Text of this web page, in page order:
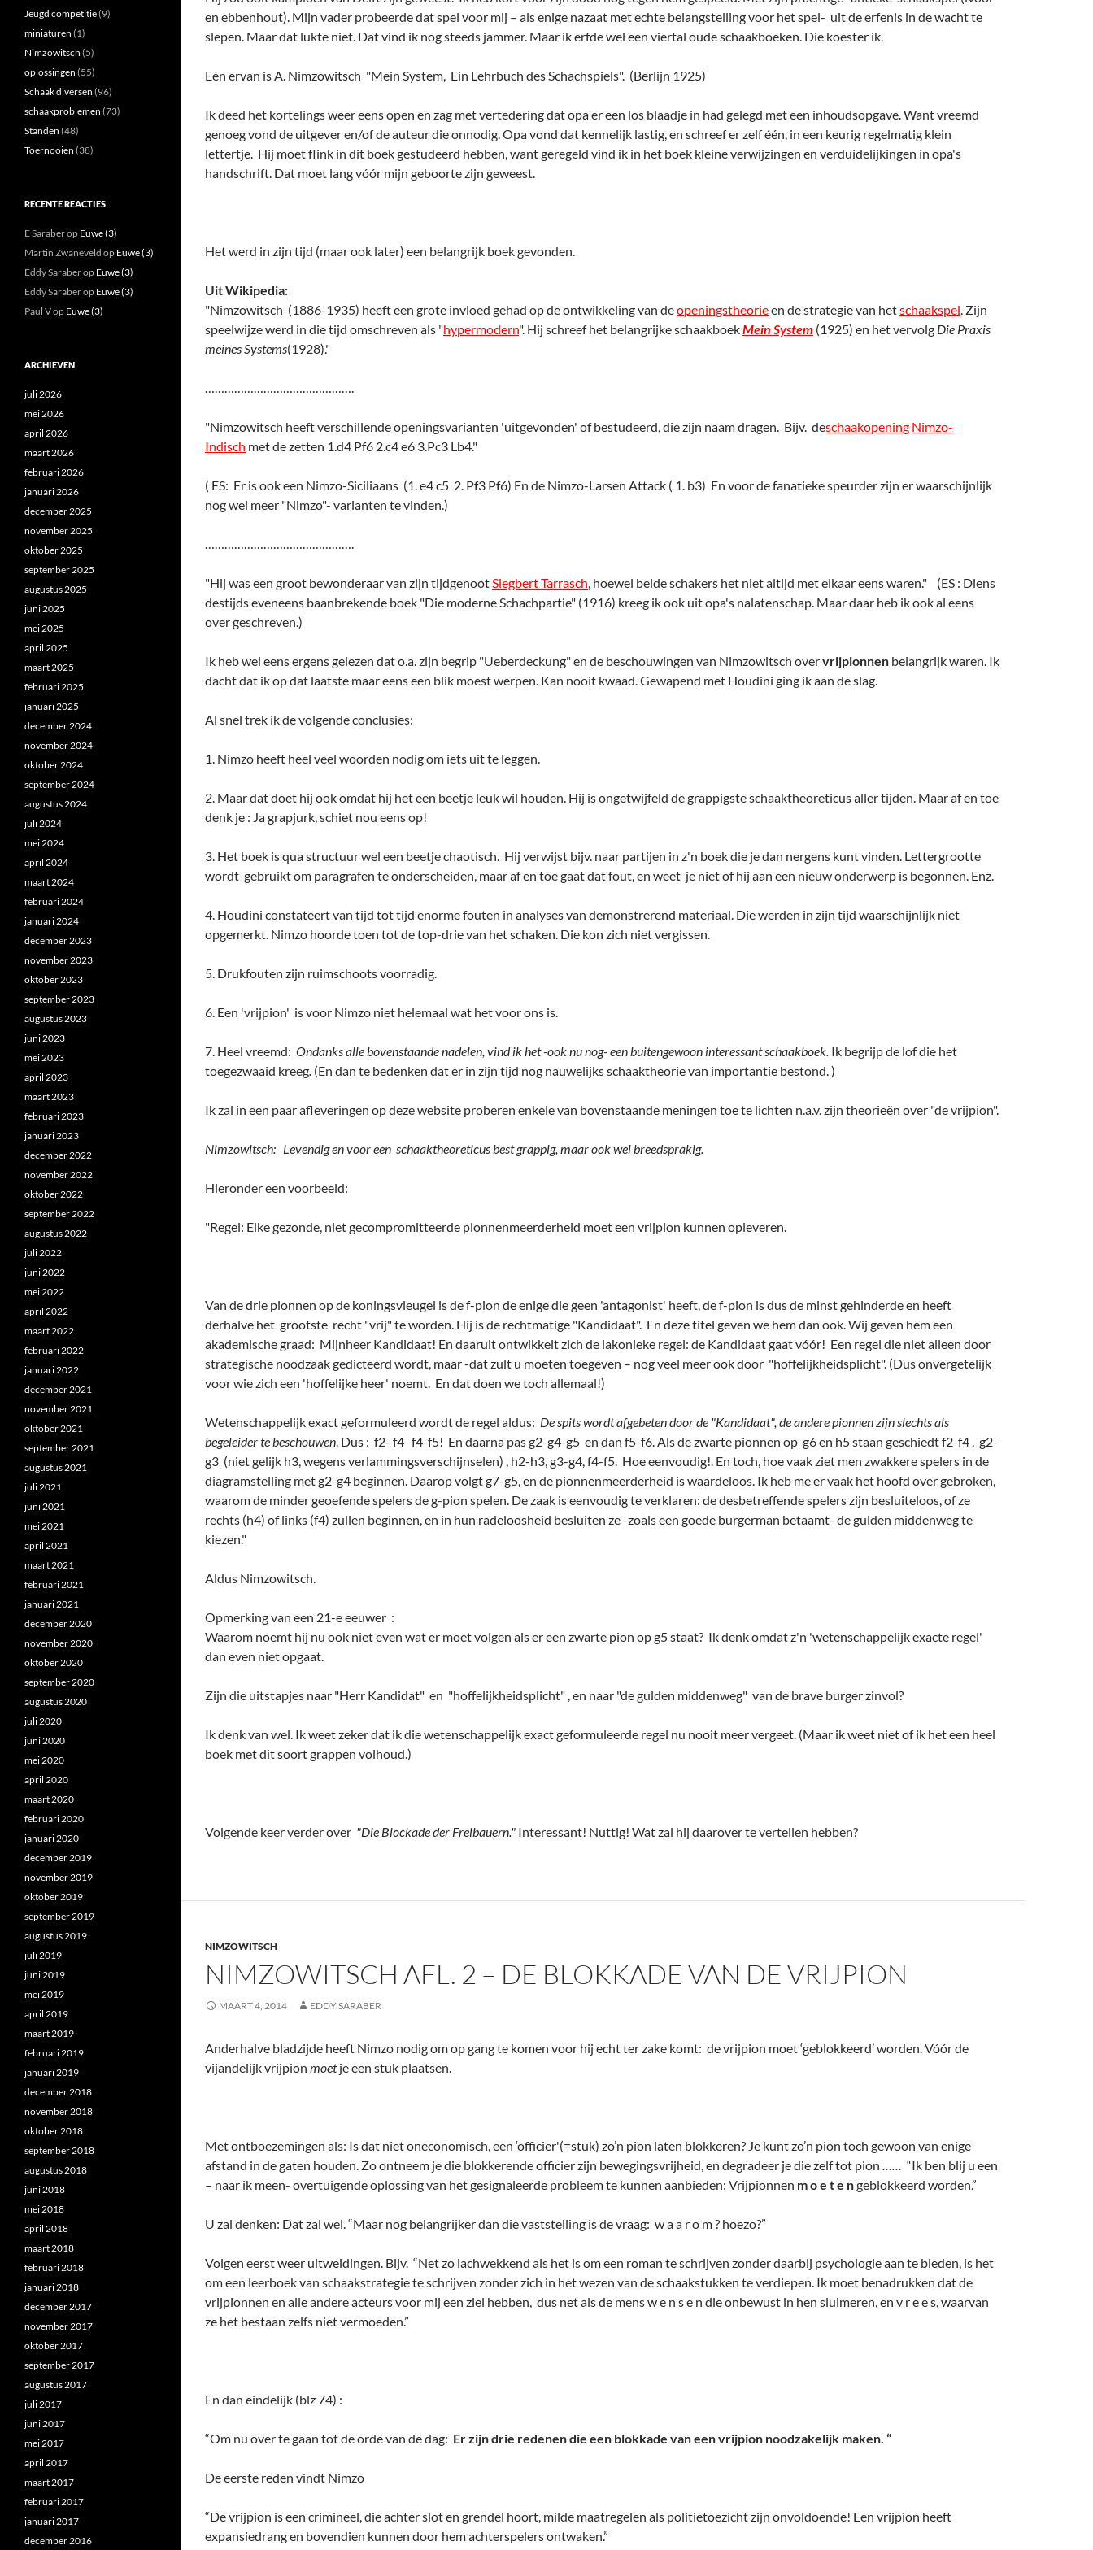
en ebbenhout). Mijn vader probeerde dat spel voor mij – als enige nazaat met echte belangstelling voor het spel- uit de erfenis in de wacht te
slepen. Maar dat lukte niet. Dat vind ik nog steeds jammer. Maar ik erfde wel een viertal oude schaakboeken. Die koester ik.
Eén ervan is A. Nimzowitsch "Mein System, Ein Lehrbuch des Schachspiels". (Berlijn 1925)
Ik deed het kortelings weer eens open en zag met vertedering dat opa er een los blaadje in had gelegd met een inhoudsopgave. Want vreemd
genoeg vond de uitgever en/of de auteur die onnodig. Opa vond dat kennelijk lastig, en schreef er zelf één, in een keurig regelmatig klein
lettertje. Hij moet flink in dit boek gestudeerd hebben, want geregeld vind ik in het boek kleine verwijzingen en verduidelijkingen in opa's
handschrift. Dat moet lang vóór mijn geboorte zijn geweest.
Het werd in zijn tijd (maar ook later) een belangrijk boek gevonden.
Uit Wikipedia:
"Nimzowitsch (1886-1935) heeft een grote invloed gehad op de ontwikkeling van deopeningstheorieen de strategie van hetschaakspel. Zijn
speelwijze werd in die tijd omschreven als "hypermodern". Hij schreef het belangrijke schaakboekMein System (1925) en het vervolg Die Praxis
meines Systems(1928)."
……………………………………….
"Nimzowitsch heeft verschillende openingsvarianten 'uitgevonden' of bestudeerd, die zijn naam dragen. Bijv. deschaakopening Nimzo-
Indisch met de zetten 1.d4 Pf6 2.c4 e6 3.Pc3 Lb4."
( ES: Er is ook een Nimzo-Siciliaans (1. e4 c5 2. Pf3 Pf6) En de Nimzo-Larsen Attack ( 1. b3) En voor de fanatieke speurder zijn er waarschijnlijk
nog wel meer "Nimzo"- varianten te vinden.)
……………………………………….
"Hij was een groot bewonderaar van zijn tijdgenootSiegbert Tarrasch, hoewel beide schakers het niet altijd met elkaar eens waren." (ES : Diens
destijds eveneens baanbrekende boek "Die moderne Schachpartie" (1916) kreeg ik ook uit opa's nalatenschap. Maar daar heb ik ook al eens
over geschreven.)
Ik heb wel eens ergens gelezen dat o.a. zijn begrip "Ueberdeckung" en de beschouwingen van Nimzowitsch overvrijpionnen belangrijk waren. Ik
dacht dat ik op dat laatste maar eens een blik moest werpen. Kan nooit kwaad. Gewapend met Houdini ging ik aan de slag.
Al snel trek ik de volgende conclusies:
1. Nimzo heeft heel veel woorden nodig om iets uit te leggen.
2. Maar dat doet hij ook omdat hij het een beetje leuk wil houden. Hij is ongetwijfeld de grappigste schaaktheoreticus aller tijden. Maar af en toe
denk je : Ja grapjurk, schiet nou eens op!
3. Het boek is qua structuur wel een beetje chaotisch. Hij verwijst bijv. naar partijen in z'n boek die je dan nergens kunt vinden. Lettergrootte
wordt gebruikt om paragrafen te onderscheiden, maar af en toe gaat dat fout, en weet je niet of hij aan een nieuw onderwerp is begonnen. Enz.
4. Houdini constateert van tijd tot tijd enorme fouten in analyses van demonstrerend materiaal. Die werden in zijn tijd waarschijnlijk niet
opgemerkt. Nimzo hoorde toen tot de top-drie van het schaken. Die kon zich niet vergissen.
5. Drukfouten zijn ruimschoots voorradig.
6. Een 'vrijpion' is voor Nimzo niet helemaal wat het voor ons is.
7. Heel vreemd: Ondanks alle bovenstaande nadelen, vind ik het -ook nu nog- een buitengewoon interessant schaakboek. Ik begrijp de lof die het
toegezwaaid kreeg. (En dan te bedenken dat er in zijn tijd nog nauwelijks schaaktheorie van importantie bestond. )
Ik zal in een paar afleveringen op deze website proberen enkele van bovenstaande meningen toe te lichten n.a.v. zijn theorieën over "de vrijpion".
Nimzowitsch: Levendig en voor een schaaktheoreticus best grappig, maar ook wel breedsprakig.
Hieronder een voorbeeld:
"Regel: Elke gezonde, niet gecompromitteerde pionnenmeerderheid moet een vrijpion kunnen opleveren.
Van de drie pionnen op de koningsvleugel is de f-pion de enige die geen 'antagonist' heeft, de f-pion is dus de minst gehinderde en heeft
derhalve het grootste recht "vrij" te worden. Hij is de rechtmatige "Kandidaat". En deze titel geven we hem dan ook. Wij geven hem een
akademische graad: Mijnheer Kandidaat! En daaruit ontwikkelt zich de lakonieke regel: de Kandidaat gaat vóór! Een regel die niet alleen door
strategische noodzaak gedicteerd wordt, maar -dat zult u moeten toegeven – nog veel meer ook door "hoffelijkheidsplicht". (Dus onvergetelijk
voor wie zich een 'hoffelijke heer' noemt. En dat doen we toch allemaal!)
Wetenschappelijk exact geformuleerd wordt de regel aldus: De spits wordt afgebeten door de "Kandidaat", de andere pionnen zijn slechts als
begeleider te beschouwen. Dus : f2- f4 f4-f5! En daarna pas g2-g4-g5 en dan f5-f6. Als de zwarte pionnen op g6 en h5 staan geschiedt f2-f4 , g2-
g3 (niet gelijk h3, wegens verlammingsverschijnselen) , h2-h3, g3-g4, f4-f5. Hoe eenvoudig!. En toch, hoe vaak ziet men zwakkere spelers in de
diagramstelling met g2-g4 beginnen. Daarop volgt g7-g5, en de pionnenmeerderheid is waardeloos. Ik heb me er vaak het hoofd over gebroken,
waarom de minder geoefende spelers de g-pion spelen. De zaak is eenvoudig te verklaren: de desbetreffende spelers zijn besluiteloos, of ze
rechts (h4) of links (f4) zullen beginnen, en in hun radeloosheid besluiten ze -zoals een goede burgerman betaamt- de gulden middenweg te
kiezen."
Aldus Nimzowitsch.
Opmerking van een 21-e eeuwer :
Waarom noemt hij nu ook niet even wat er moet volgen als er een zwarte pion op g5 staat? Ik denk omdat z'n 'wetenschappelijk exacte regel'
dan even niet opgaat.
Zijn die uitstapjes naar "Herr Kandidat" en "hoffelijkheidsplicht" , en naar "de gulden middenweg" van de brave burger zinvol?
Ik denk van wel. Ik weet zeker dat ik die wetenschappelijk exact geformuleerde regel nu nooit meer vergeet. (Maar ik weet niet of ik het een heel
boek met dit soort grappen volhoud.)
Volgende keer verder over "Die Blockade der Freibauern." Interessant! Nuttig! Wat zal hij daarover te vertellen hebben?
NIMZOWITSCH
NIMZOWITSCH AFL. 2 – DE BLOKKADE VAN DE VRIJPION
MAART 4, 2014 EDDY SARABER
Anderhalve bladzijde heeft Nimzo nodig om op gang te komen voor hij echt ter zake komt: de vrijpion moet ‘geblokkeerd’ worden. Vóór de
vijandelijk vrijpion moetje een stuk plaatsen.
Met ontboezemingen als: Is dat niet oneconomisch, een ‘officier'(=stuk) zo’n pion laten blokkeren? Je kunt zo’n pion toch gewoon van enige
afstand in de gaten houden. Zo ontneem je die blokkerende officier zijn bewegingsvrijheid, en degradeer je die zelf tot pion …… “Ik ben blij u een
– naar ik meen- overtuigende oplossing van het gesignaleerde probleem te kunnen aanbieden: Vrijpionnen m o e t e ngeblokkeerd worden.”
U zal denken: Dat zal wel. “Maar nog belangrijker dan die vaststelling is de vraag: w a a r o m ? hoezo?”
Volgen eerst weer uitweidingen. Bijv. “Net zo lachwekkend als het is om een roman te schrijven zonder daarbij psychologie aan te bieden, is het
om een leerboek van schaakstrategie te schrijven zonder zich in het wezen van de schaakstukken te verdiepen. Ik moet benadrukken dat de
vrijpionnen en alle andere acteurs voor mij een ziel hebben, dus net als de mens w e n s e n die onbewust in hen sluimeren, en v r e e s, waarvan
ze het bestaan zelfs niet vermoeden.”
En dan eindelijk (blz 74) :
“Om nu over te gaan tot de orde van de dag: Er zijn drie redenen die een blokkade van een vrijpion noodzakelijk maken. “
De eerste reden vindt Nimzo
“De vrijpion is een crimineel, die achter slot en grendel hoort, milde maatregelen als politietoezicht zijn onvoldoende! Een vrijpion heeft
expansiedrang en bovendien kunnen door hem achterspelers ontwaken.”
Jeugd competitie(9)
miniaturen (1)
Nimzowitsch (5)
oplossingen (55)
Schaak diversen (96)
schaakproblemen (73)
Standen (48)
Toernooien (38)
RECENTE REACTIES
E Saraberop Euwe (3)
Martin Zwaneveld op Euwe (3)
Eddy Saraberop Euwe (3)
Eddy Saraberop Euwe (3)
Paul Vop Euwe (3)
ARCHIEVEN
juli 2026
mei 2026
april 2026
maart 2026
februari 2026
januari 2026
december 2025
november 2025
oktober 2025
september 2025
augustus 2025
juni 2025
mei 2025
april 2025
maart 2025
februari 2025
januari 2025
december 2024
november 2024
oktober 2024
september 2024
augustus 2024
juli 2024
mei 2024
april 2024
maart 2024
februari 2024
januari 2024
december 2023
november 2023
oktober 2023
september 2023
augustus 2023
juni 2023
mei 2023
april 2023
maart 2023
februari 2023
januari 2023
december 2022
november 2022
oktober 2022
september 2022
augustus 2022
juli 2022
juni 2022
mei 2022
april 2022
maart 2022
februari 2022
januari 2022
december 2021
november 2021
oktober 2021
september 2021
augustus 2021
juli 2021
juni 2021
mei 2021
april 2021
maart 2021
februari 2021
januari 2021
december 2020
november 2020
oktober 2020
september 2020
augustus 2020
juli 2020
juni 2020
mei 2020
april 2020
maart 2020
februari 2020
januari 2020
december 2019
november 2019
oktober 2019
september 2019
augustus 2019
juli 2019
juni 2019
mei 2019
april 2019
maart 2019
februari 2019
januari 2019
december 2018
november 2018
oktober 2018
september 2018
augustus 2018
juni 2018
mei 2018
april 2018
maart 2018
februari 2018
januari 2018
december 2017
november 2017
oktober 2017
september 2017
augustus 2017
juli 2017
juni 2017
mei 2017
april 2017
maart 2017
februari 2017
januari 2017
december 2016